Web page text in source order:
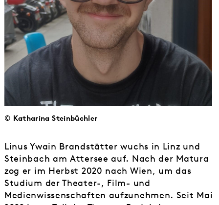
© Katharina Steinbüchler
Linus Ywain Brandstätter wuchs in Linz und
Steinbach am Attersee auf. Nach der Matura
zog er im Herbst 2020 nach Wien, um das
Studium der Theater-, Film- und
Medienwissenschaften aufzunehmen. Seit Mai